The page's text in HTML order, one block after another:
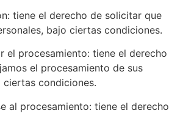
tiene el derecho de solicitar que
bajo ciertas condiciones.
el procesamiento: tiene el derecho
el procesamiento de sus
condiciones.
al procesamiento: tiene el derecho